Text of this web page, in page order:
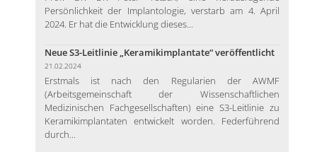
Persönlichkeit der Implantologie, verstarb am 4. April
2024. Er hat die Entwicklung dieses...
Neue S3-Leitlinie „Keramikimplantate“ veröffentlicht
21.02.2024
Erstmals ist nach den Regularien der AWMF
(Arbeitsgemeinschaft der Wissenschaftlichen
Medizinischen Fachgesellschaften) eine S3-Leitlinie zu
Keramikimplantaten entwickelt worden. Federführend
durch...